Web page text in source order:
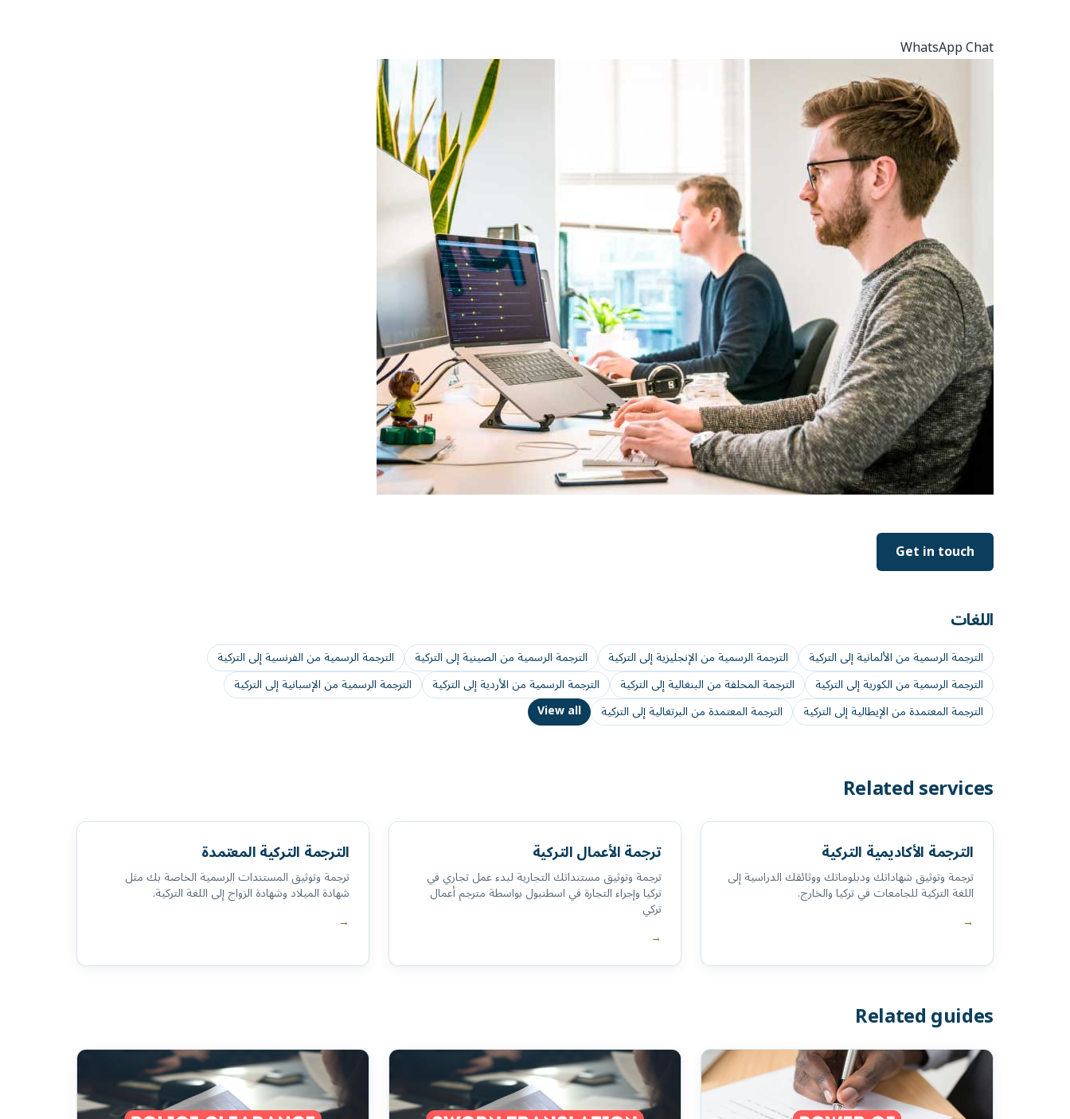
WhatsApp Chat
Get in touch
اللغات
الترجمة الرسمية من الألمانية إلى التركية الترجمة الرسمية من الإنجليزية إلى التركية الترجمة الرسمية من الصينية إلى التركية
الترجمة الرسمية من الفرنسية إلى التركية
الترجمة الرسمية من الكورية إلى التركية
الترجمة المحلفة من البنغالية إلى التركية الترجمة الرسمية من الأردية إلى التركية
الترجمة الرسمية من الإسبانية إلى التركية
الترجمة المعتمدة من الإيطالية إلى التركية
الترجمة المعتمدة من البرتغالية إلى التركية View all
Related services
الترجمة الأكاديمية التركية
ترجمة وتوثيق شهاداتك ودبلوماتك ووثائقك الدراسية إلى
اللغة التركية للجامعات في تركيا والخارج.
→
ترجمة الأعمال التركية
ترجمة وتوثيق مستنداتك التجارية لبدء عمل تجاري في
تركيا وإجراء التجارة في اسطنبول بواسطة مترجم أعمال
تركي
→
الترجمة التركية المعتمدة
ترجمة وتوثيق المستندات الرسمية الخاصة بك مثل
شهادة الميلاد وشهادة الزواج إلى اللغة التركية.
→
Related guides